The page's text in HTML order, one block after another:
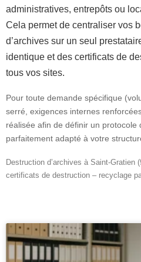
administratives, entrepôts ou
Cela permet de centraliser vos
d’archives sur un seul
identique et des certificats de
tous vos sites.
Pour toute demande spécifique
serré, exigences internes
réalisée afin de définir un protocole
parfaitement adapté à votre
Destruction d’archives à Saint-Gratien
certificats de destruction – recyclage